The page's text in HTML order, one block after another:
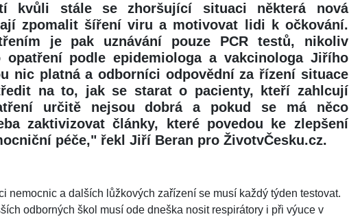
kvůli stále se zhoršující situaci některá nová
zpomalit šíření viru a motivovat lidi k očkování.
je pak uznávání pouze PCR testů, nikoliv
opatření podle epidemiologa a vakcinologa Jiřího
nic platná a odborníci odpovědní za řízení situace
na to, jak se starat o pacienty, kteří zahlcují
určitě nejsou dobrá a pokud se má něco
zaktivizovat články, které povedou ke zlepšení
péče," řekl Jiří Beran pro ŽivotvČesku.cz.
nemocnic a dalších lůžkových zařízení se musí každý týden testovat.
odborných škol musí ode dneška nosit respirátory i při výuce v